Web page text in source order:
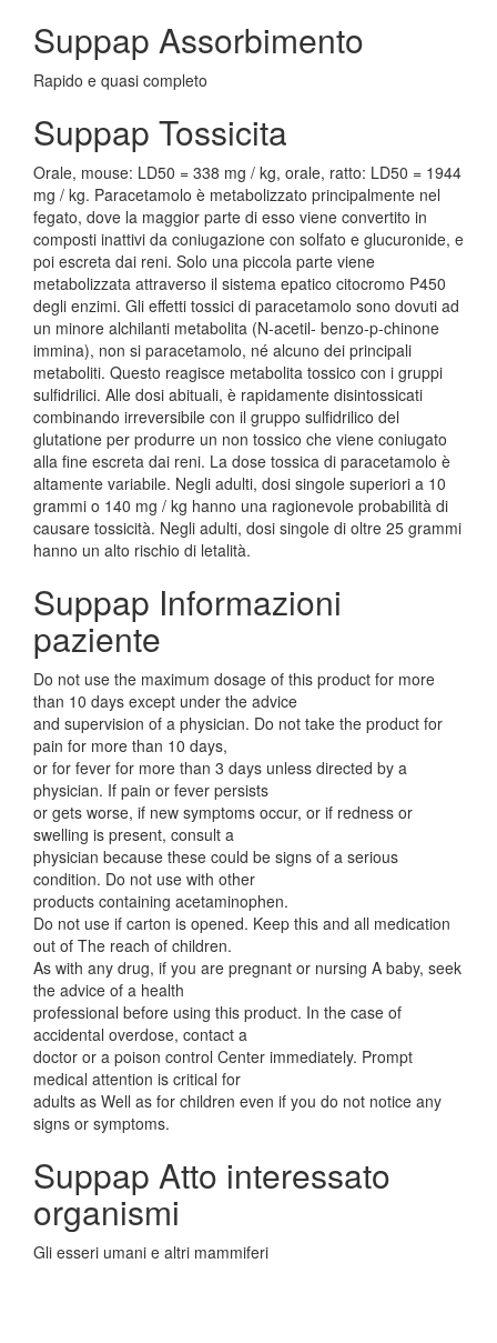
Suppap Assorbimento
Rapido e quasi completo
Suppap Tossicita
Orale, mouse: LD50 = 338 mg / kg, orale, ratto: LD50 = 1944
mg / kg. Paracetamolo è metabolizzato principalmente nel
fegato, dove la maggior parte di esso viene convertito in
composti inattivi da coniugazione con solfato e glucuronide, e
poi escreta dai reni. Solo una piccola parte viene
metabolizzata attraverso il sistema epatico citocromo P450
degli enzimi. Gli effetti tossici di paracetamolo sono dovuti ad
un minore alchilanti metabolita (N-acetil- benzo-p-chinone
immina), non si paracetamolo, né alcuno dei principali
metaboliti. Questo reagisce metabolita tossico con i gruppi
sulfidrilici. Alle dosi abituali, è rapidamente disintossicati
combinando irreversibile con il gruppo sulfidrilico del
glutatione per produrre un non tossico che viene coniugato
alla fine escreta dai reni. La dose tossica di paracetamolo è
altamente variabile. Negli adulti, dosi singole superiori a 10
grammi o 140 mg / kg hanno una ragionevole probabilità di
causare tossicità. Negli adulti, dosi singole di oltre 25 grammi
hanno un alto rischio di letalità.
Suppap Informazioni
paziente
Do not use the maximum dosage of this product for more
than 10 days except under the advice
and supervision of a physician. Do not take the product for
pain for more than 10 days,
or for fever for more than 3 days unless directed by a
physician. If pain or fever persists
or gets worse, if new symptoms occur, or if redness or
swelling is present, consult a
physician because these could be signs of a serious
condition. Do not use with other
products containing acetaminophen.
Do not use if carton is opened. Keep this and all medication
out of The reach of children.
As with any drug, if you are pregnant or nursing A baby, seek
the advice of a health
professional before using this product. In the case of
accidental overdose, contact a
doctor or a poison control Center immediately. Prompt
medical attention is critical for
adults as Well as for children even if you do not notice any
signs or symptoms.
Suppap Atto interessato
organismi
Gli esseri umani e altri mammiferi